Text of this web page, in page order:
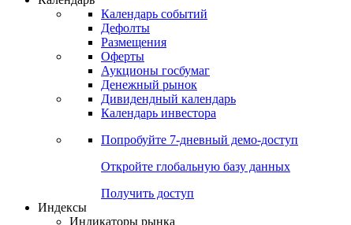
Откройте глобальную базу данных
Получить доступ
Календарь
Календарь событий
Дефолты
Размещения
Оферты
Аукционы госбумаг
Денежный рынок
Дивидендный календарь
Календарь инвестора
Попробуйте7-дневный